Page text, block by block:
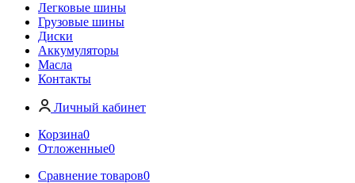
Легковые шины
Грузовые шины
Диски
Аккумуляторы
Масла
Контакты
Личный кабинет
Корзина0
Отложенные0
Сравнение товаров0